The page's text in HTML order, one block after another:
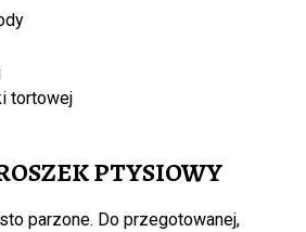
tortowej
PTYSIOWY
parzone. Do przegotowanej,